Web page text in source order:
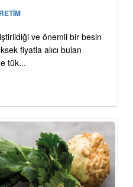
ve önemli bir besin
fiyatla alıcı bulan
tük...